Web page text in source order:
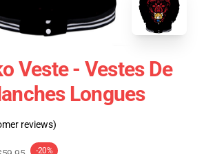
Veste - Vestes De
Longues
reviews)
-20%